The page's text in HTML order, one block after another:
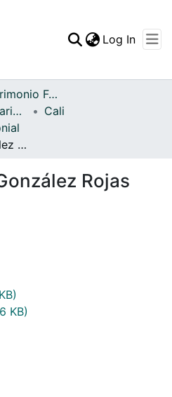
Statistics
Log In
Archivo del Patrimonio Fotográfico y Fílmico del Valle del Cauca
Fondo Fotográfico Diario Occidente
Cali
Jorge Enrique González Rojas
Rojas
KB)